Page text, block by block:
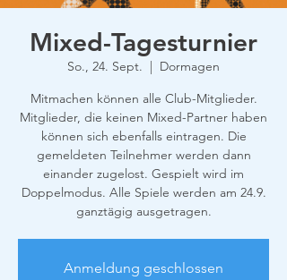
Mixed-Tagesturnier
So., 24. Sept.
  |
Dormagen
Mitmachen können alle Club-Mitglieder.
Mitglieder, die keinen Mixed-Partner haben
können sich ebenfalls eintragen. Die
gemeldeten Teilnehmer werden dann
einander zugelost. Gespielt wird im
Doppelmodus. Alle Spiele werden am 24.9.
ganztägig ausgetragen.
Anmeldung geschlossen